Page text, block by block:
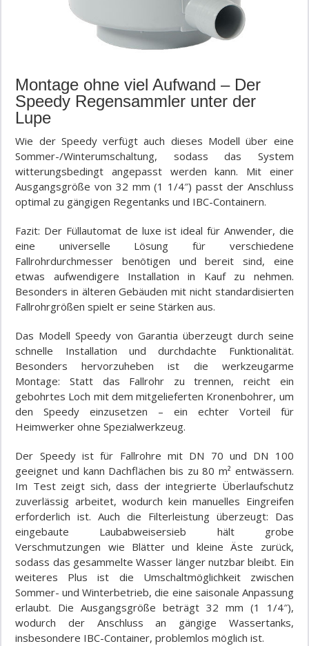
Montage ohne viel Aufwand – Der
Speedy Regensammler unter der
Lupe
Wie der Speedy verfügt auch dieses Modell über eine
Sommer-/Winterumschaltung, sodass das System
witterungsbedingt angepasst werden kann. Mit einer
Ausgangsgröße von 32 mm (1 1/4″) passt der Anschluss
optimal zu gängigen Regentanks und IBC-Containern.
Fazit: Der Füllautomat de luxe ist ideal für Anwender, die
eine universelle Lösung für verschiedene
Fallrohrdurchmesser benötigen und bereit sind, eine
etwas aufwendigere Installation in Kauf zu nehmen.
Besonders in älteren Gebäuden mit nicht standardisierten
Fallrohrgrößen spielt er seine Stärken aus.
Das Modell Speedy von Garantia überzeugt durch seine
schnelle Installation und durchdachte Funktionalität.
Besonders hervorzuheben ist die werkzeugarme
Montage: Statt das Fallrohr zu trennen, reicht ein
gebohrtes Loch mit dem mitgelieferten Kronenbohrer, um
den Speedy einzusetzen – ein echter Vorteil für
Heimwerker ohne Spezialwerkzeug.
Der Speedy ist für Fallrohre mit DN 70 und DN 100
geeignet und kann Dachflächen bis zu 80 m² entwässern.
Im Test zeigt sich, dass der integrierte Überlaufschutz
zuverlässig arbeitet, wodurch kein manuelles Eingreifen
erforderlich ist. Auch die Filterleistung überzeugt: Das
eingebaute Laubabweisersieb hält grobe
Verschmutzungen wie Blätter und kleine Äste zurück,
sodass das gesammelte Wasser länger nutzbar bleibt. Ein
weiteres Plus ist die Umschaltmöglichkeit zwischen
Sommer- und Winterbetrieb, die eine saisonale Anpassung
erlaubt. Die Ausgangsgröße beträgt 32 mm (1 1/4″),
wodurch der Anschluss an gängige Wassertanks,
insbesondere IBC-Container, problemlos möglich ist.